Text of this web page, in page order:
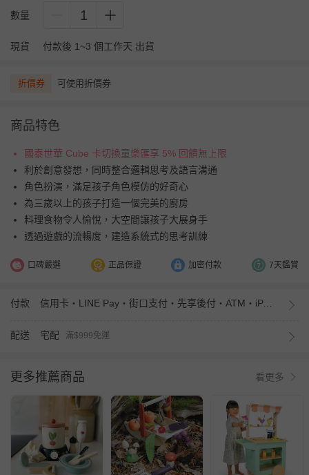
數量 1
現貨 付款後 1~3 個工作天 出貨
折價券 可使用折價券
商品特色
國泰世華 Cube 卡切換童樂匯享 5% 回饋無上限
利於創意發想，同時整合邏輯思考及語言溝通
角色扮演，滿足孩子角色模仿的好奇心
為三歲以上的孩子打造一個完美的廚房
料理食物令人愉悅，大空間讓孩子大展身手
透過遊戲的流暢度，建造系統式的思考訓練
口碑嚴選 正品保證 加密付款 7天鑑賞
付款 信用卡・LINE Pay・街口支付・先享後付・ATM・iPASS MONEY
配送 宅配 滿$999免運
更多推薦商品 看更多